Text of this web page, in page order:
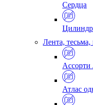
Сердца
Лента,
Ассорти
Атлас